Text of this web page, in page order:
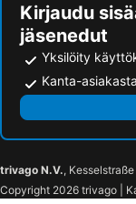
Bailan Bay Resort
Easy Life Koh Chang
Kohchang stayin premium hotel in
Koh Chang
Ban Thai Resort
Kirjaudu
jäsenedut
Yksilöity
Kanta-
trivago N.V.,
Copyright 2026 trivago |